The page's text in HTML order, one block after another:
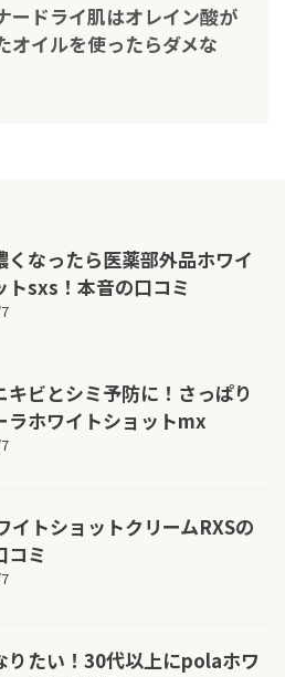
ードライ肌はオレイン酸が
オイルを使ったらダメな
くなったら医薬部外品ホワイ
トsxs！本音の口コミ
キビとシミ予防に！さっぱり
ラホワイトショットmx
イトショットクリームRXSの
コミ
りたい！30代以上にpolaホワ